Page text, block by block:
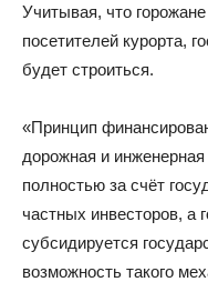
Учитывая, что
посетителей курорта,
будет строиться.
«Принцип
дорожная и
полностью за счёт
частных инвесторов, а
субсидируется
возможность такого